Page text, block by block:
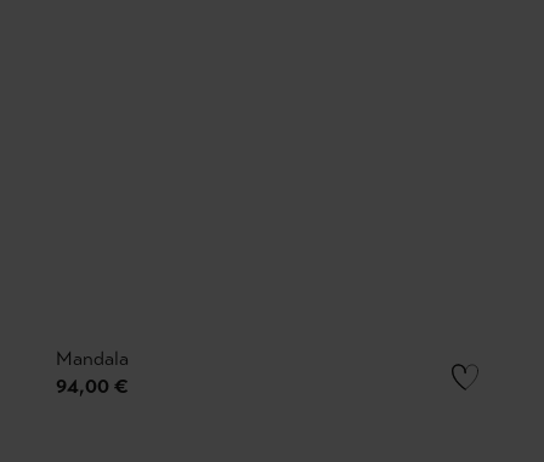
Mandala
94,00 €